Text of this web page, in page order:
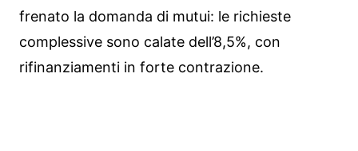
frenato la domanda di mutui: le richieste
complessive sono calate dell’8,5%, con
rifinanziamenti in forte contrazione.